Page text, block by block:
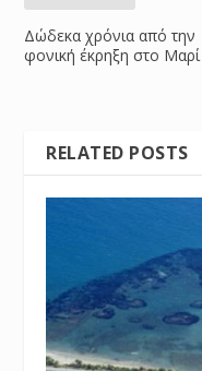
Δώδεκα χρόνια από την
φονική έκρηξη στο Μαρί
RELATED POSTS